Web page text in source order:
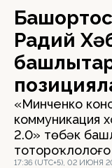
Радий
«Минченко
коммуникация
2.0» төбәк
17:36 (UTC+5), 02 ИЮНЯ